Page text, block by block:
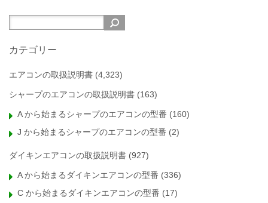
カテゴリー
エアコンの取扱説明書 (4,323)
シャープのエアコンの取扱説明書 (163)
A から始まるシャープのエアコンの型番 (160)
J から始まるシャープのエアコンの型番 (2)
ダイキンエアコンの取扱説明書 (927)
A から始まるダイキンエアコンの型番 (336)
C から始まるダイキンエアコンの型番 (17)